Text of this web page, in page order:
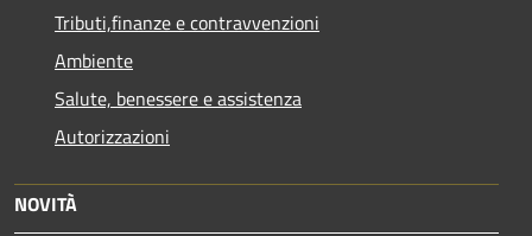
Tributi,finanze e contravvenzioni
Ambiente
Salute, benessere e assistenza
Autorizzazioni
NOVITÀ